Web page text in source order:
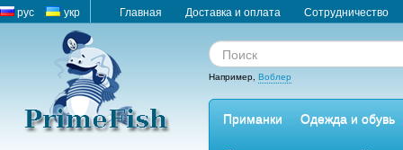
рус укр Главная Доставка и оплата Сотрудничество
Например, Воблер
Приманки
Одежда и обувь